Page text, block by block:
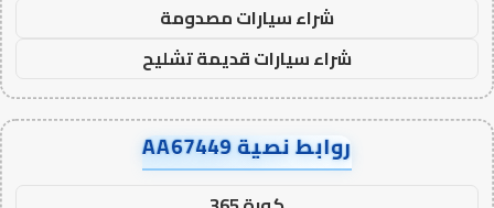
شراء سيارات مصدومة
شراء سيارات قديمة تشليح
روابط نصية AA67449